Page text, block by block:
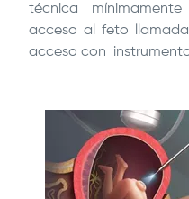
técnica
acceso al feto
acceso con